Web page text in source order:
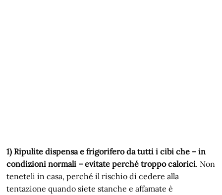
1) Ripulite dispensa e frigorifero da tutti i cibi che – in
condizioni normali – evitate perché troppo calorici. Non
teneteli in casa, perché il rischio di cedere alla
tentazione quando siete stanche e affamate è